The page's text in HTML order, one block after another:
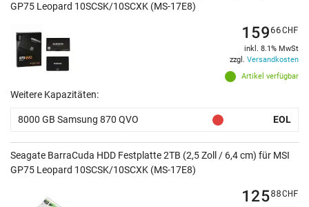
GP75 Leopard 10SCSK/10SCXK (MS-17E8)
Artikel verfügbar
15966CHF
inkl. 8.1% MwSt
zzgl. Versandkosten
Weitere Kapazitäten:
8000 GB Samsung 870 QVO EOL
Seagate BarraCuda HDD Festplatte 2TB (2,5 Zoll / 6,4 cm) für MSI
GP75 Leopard 10SCSK/10SCXK (MS-17E8)
12588CHF